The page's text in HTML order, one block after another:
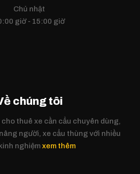
Chủ nhật
giờ - 15:00 giờ
chúng tôi
thuê xe cần cẩu chuyên dùng,
người, xe cẩu thùng với nhiều
nghiệmxem thêm